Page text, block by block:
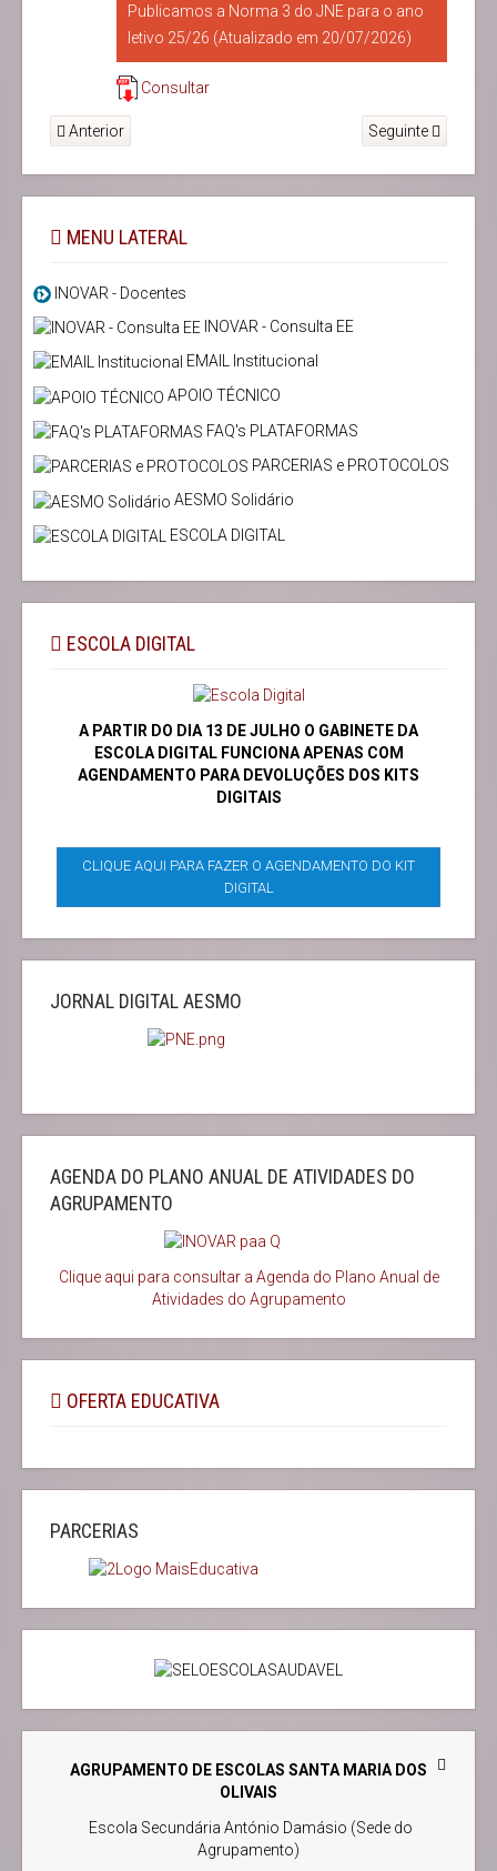
Publicamos a Norma 3 do JNE para o ano
letivo 25/26 (Atualizado em 20/07/2026)
Consultar
Anterior Seguinte
MENU LATERAL
INOVAR - Docentes
INOVAR - Consulta EE
EMAIL Institucional
APOIO TÉCNICO
FAQ's PLATAFORMAS
PARCERIAS e PROTOCOLOS
AESMO Solidário
ESCOLA DIGITAL
ESCOLA DIGITAL
A PARTIR DO DIA 13 DE JULHO O GABINETE DA
ESCOLA DIGITAL FUNCIONA APENAS COM
AGENDAMENTO PARA DEVOLUÇÕES DOS KITS
DIGITAIS
CLIQUE AQUI PARA FAZER O AGENDAMENTO DO KIT
DIGITAL
JORNAL DIGITAL AESMO
AGENDA DO PLANO ANUAL DE ATIVIDADES DO
AGRUPAMENTO
Clique aqui para consultar a Agenda do Plano Anual de
Atividades do Agrupamento
OFERTA EDUCATIVA
PARCERIAS
AGRUPAMENTO DE ESCOLAS SANTA MARIA DOS
OLIVAIS
Escola Secundária António Damásio (Sede do
Agrupamento)